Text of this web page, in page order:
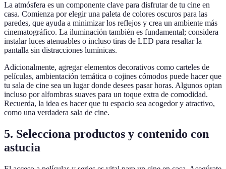
La atmósfera es un componente clave para disfrutar de tu cine en
casa. Comienza por elegir una paleta de colores oscuros para las
paredes, que ayuda a minimizar los reflejos y crea un ambiente más
cinematográfico. La iluminación también es fundamental; considera
instalar luces atenuables o incluso tiras de LED para resaltar la
pantalla sin distracciones lumínicas.
Adicionalmente, agregar elementos decorativos como carteles de
películas, ambientación temática o cojines cómodos puede hacer que
tu sala de cine sea un lugar donde desees pasar horas. Algunos optan
incluso por alfombras suaves para un toque extra de comodidad.
Recuerda, la idea es hacer que tu espacio sea acogedor y atractivo,
como una verdadera sala de cine.
5. Selecciona productos y contenido con
astucia